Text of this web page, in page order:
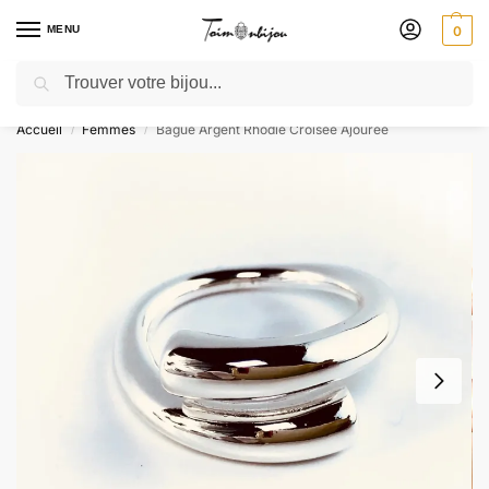
MENU 0
🎁 SOLDES SOLDES : jusqu’à -30 % ! GRAVURE OFFERTE – Livré 48h
Accueil / Femmes / Bague Argent Rhodié Croisée Ajourée